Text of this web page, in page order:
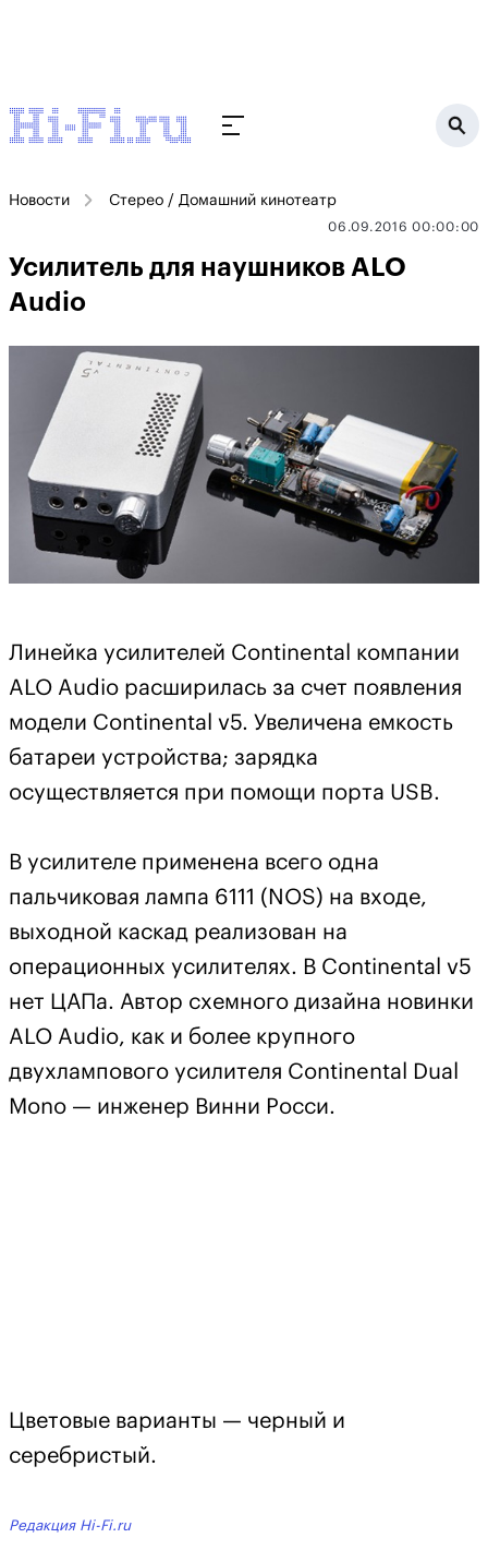
Новости Стерео / Домашний кинотеатр
06.09.2016 00:00:00
Усилитель для наушников ALO
Audio
Линейка усилителей Continental компании
ALO Audio расширилась за счет появления
модели Continental v5. Увеличена емкость
батареи устройства; зарядка
осуществляется при помощи порта USB.
В усилителе применена всего одна
пальчиковая лампа 6111 (NOS) на входе,
выходной каскад реализован на
операционных усилителях. В Continental v5
нет ЦАПа. Автор схемного дизайна новинки
ALO Audio, как и более крупного
двухлампового усилителя Continental Dual
Mono — инженер Винни Росси.
Цветовые варианты — черный и
серебристый.
Редакция Hi-Fi.ru